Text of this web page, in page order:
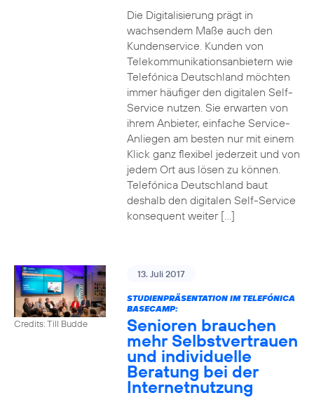
Die Digitalisierung prägt in
wachsendem Maße auch den
Kundenservice. Kunden von
Telekommunikationsanbietern wie
Telefónica Deutschland möchten
immer häufiger den digitalen Self-
Service nutzen. Sie erwarten von
ihrem Anbieter, einfache Service-
Anliegen am besten nur mit einem
Klick ganz flexibel jederzeit und von
jedem Ort aus lösen zu können.
Telefónica Deutschland baut
deshalb den digitalen Self-Service
konsequent weiter […]
Credits: Till Budde
13. Juli 2017
STUDIENPRÄSENTATION IM TELEFÓNICA
BASECAMP:
Senioren brauchen
mehr Selbstvertrauen
und individuelle
Beratung bei der
Internetnutzung